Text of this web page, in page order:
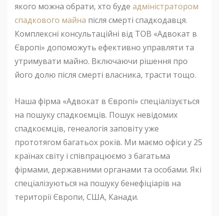
якого можна обрати, хто буде адміністратором
спадкового майна після смерті спадкодавця.
Комплексні консультаційні від ТОВ «Адвокат в
Європі» допоможуть ефективно управляти та
утримувати майно. Включаючи рішення про
його долю після смерті власника, трасти тощо.
Наша фірма «Адвокат в Європі» спеціалізується
на пошуку спадкоємців. Пошук невідомих
спадкоємців, генеалогія заповіту уже
прототягом багатьох років. Ми маємо офіси у 25
країнах світу і співпрацюємо з багатьма
фірмами, державними органами та особами. Які
спеціалізуються на пошуку бенефіціарів на
території Європи, США, Канади.